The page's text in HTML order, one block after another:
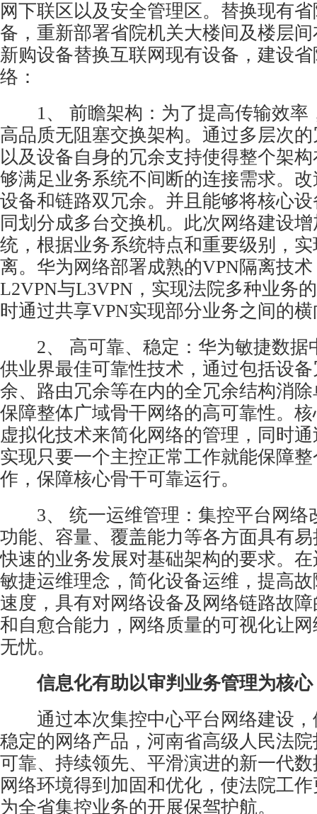
网下联区以及安全管理区。替换现有
备，重新部署省院机关大楼间及楼层
新购设备替换互联网现有设备，建设
络：
1、 前瞻架构：为了提高传输效率
高品质无阻塞交换架构。通过多层次
以及设备自身的冗余支持使得整个架
够满足业务系统不间断的连接需求。
设备和链路双冗余。并且能够将核心
同划分成多台交换机。此次网络建设
统，根据业务系统特点和重要级别，
离。华为网络部署成熟的VPN隔离技
L2VPN与L3VPN，实现法院多种业务
时通过共享VPN实现部分业务之间的
2、 高可靠、稳定：华为敏捷数据
供业界最佳可靠性技术，通过包括设
余、路由冗余等在内的全冗余结构消
保障整体广域骨干网络的高可靠性。
虚拟化技术来简化网络的管理，同时
实现只要一个主控正常工作就能保障
作，保障核心骨干可靠运行。
3、 统一运维管理：集控平台网络
功能、容量、覆盖能力等各方面具有
快速的业务发展对基础架构的要求。
敏捷运维理念，简化设备运维，提高
速度，具有对网络设备及网络链路故
和自愈合能力，网络质量的可视化让
无忧。
信息化有助以审判业务管理为核心
通过本次集控中心平台网络建设，
稳定的网络产品，河南省高级人民法
可靠、持续领先、平滑演进的新一代
网络环境得到加固和优化，使法院工
为全省集控业务的开展保驾护航。